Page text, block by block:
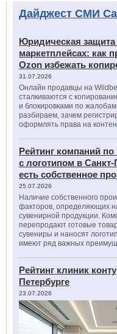
Дайджест СМИ
Юридическая защита
маркетплейсах: как
Ozon избежать
31.07.2026
Онлайн продавцы на
сталкиваются с
и блокировками по жалобам
разбираем, зачем
оформлять права на
Рейтинг компаний
с логотипом в
есть собственное
25.07.2026
Наличие собственного
факторов, определяющих
сувенирной продукции.
перепродают готовые
сувениры и наносят
имеют ряд важных
Рейтинг клиник
Петербурге
23.07.2026